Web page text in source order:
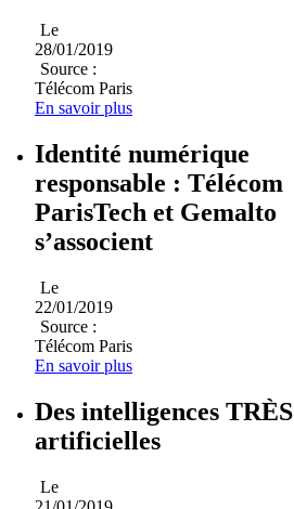
Le
28/01/2019
Source :
Télécom Paris
En savoir plus
Identité numérique
responsable : Télécom
ParisTech et Gemalto
s’associent
Le
22/01/2019
Source :
Télécom Paris
En savoir plus
Des intelligences TRÈS
artificielles
Le